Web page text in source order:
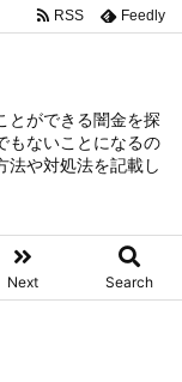
とができる闇金を探
もないことになるの
法や対処法を記載し
Next Search
RSS Feedly